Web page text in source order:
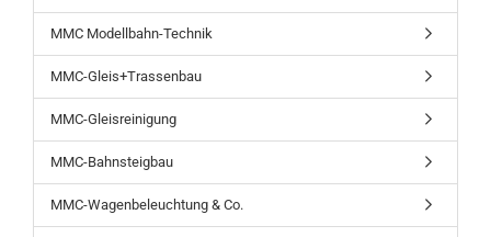
MMC Modellbahn-Technik
MMC-Gleis+Trassenbau
MMC-Gleisreinigung
MMC-Bahnsteigbau
MMC-Wagenbeleuchtung & Co.